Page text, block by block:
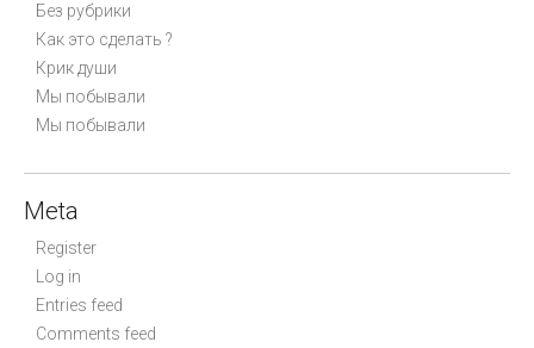
Без рубрики
Как это сделать ?
Крик души
Мы побывали
Мы побывали
Meta
Register
Log in
Entries feed
Comments feed